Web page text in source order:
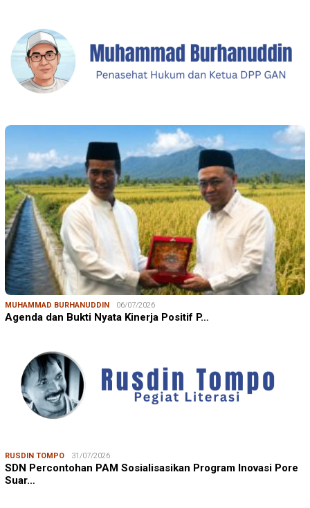
MUHAMMAD BURHANUDDIN 06/07/2026
Agenda dan Bukti Nyata Kinerja Positif P…
RUSDIN TOMPO 31/07/2026
SDN Percontohan PAM Sosialisasikan Program Inovasi Pore
Suar…